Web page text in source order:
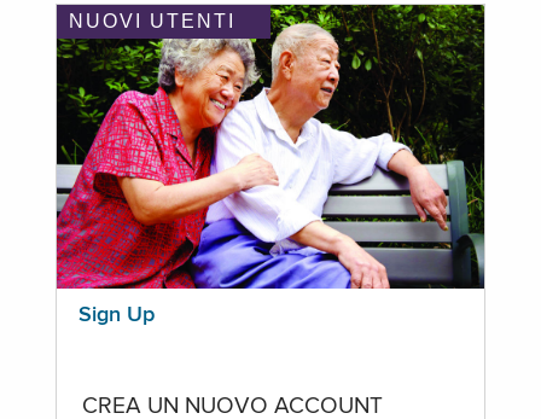
NUOVI UTENTI
Sign Up
CREA UN NUOVO ACCOUNT